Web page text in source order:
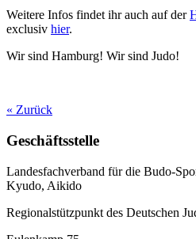
Weitere Infos findet ihr auch auf der
exclusiv hier.
Wir sind Hamburg! Wir sind Judo!
« Zurück
Geschäftsstelle
Landesfachverband für die Budo-
Kyudo, Aikido
Regionalstützpunkt des Deutschen